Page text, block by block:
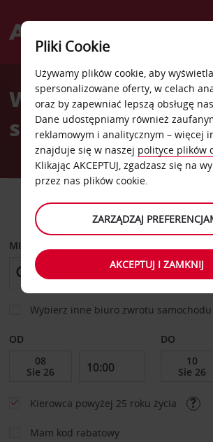
Welcome
AvisWypożyczalnia
samochodów
MIEJSCE ODBIORU
Wybierz inne biuro zwrotu samochodu
OD DO
Kierowca powyżej 25 roku życia
Mam kod rabatowy
Pliki Cookie
Używamy plików cookie, aby
spersonalizowane oferty, w celach
oraz by zapewniać lepszą obsługę
Dane udostępniamy również
reklamowym i analitycznym – więcej
znajduje się w naszej polityce plików
Klikając AKCEPTUJ, zgadzasz się na
przez nas plików cookie.
ZARZĄDZAJ
AKCEPTUJ I ZAMKNIJ